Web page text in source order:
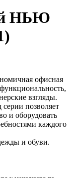
НЬЮ
офисная
взгляды.
позволяет
и оборудовать
каждого
и обуви.